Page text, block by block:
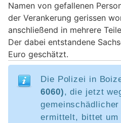
Namen von gefallenen
der Verankerung gerissen
anschließend in mehrere
Der dabei entstandene
Euro geschätzt.
Die Polizei in
6060), die jetzt
ermittelt, bittet um